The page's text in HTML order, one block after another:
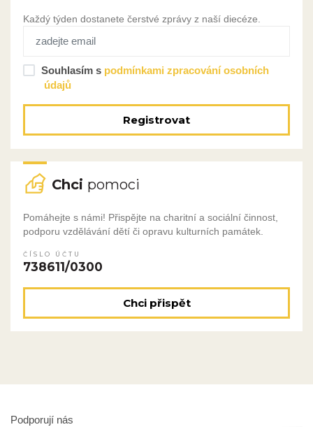
Každý týden dostanete čerstvé zprávy z naší diecéze.
Souhlasím s podmínkami zpracování osobních
údajů
Registrovat
Chci pomoci
Pomáhejte s námi! Přispějte na charitní a sociální činnost,
podporu vzdělávání dětí či opravu kulturních památek.
ČÍSLO ÚČTU
738611/0300
Chci přispět
Podporují nás